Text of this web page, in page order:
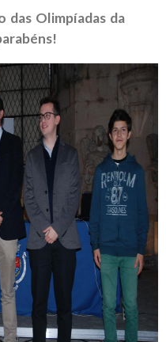
das Olimpíadas da